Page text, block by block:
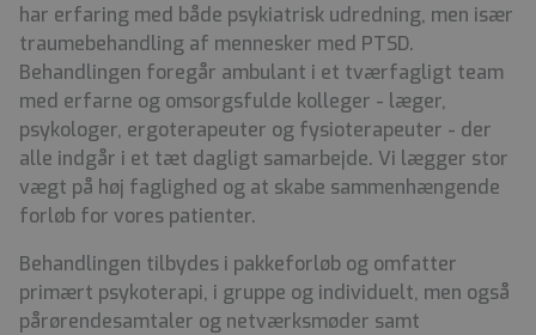
har erfaring med både psykiatrisk udredning, men især
traumebehandling af mennesker med PTSD.
Behandlingen foregår ambulant i et tværfagligt team
med erfarne og omsorgsfulde kolleger - læger,
psykologer, ergoterapeuter og fysioterapeuter - der
alle indgår i et tæt dagligt samarbejde. Vi lægger stor
vægt på høj faglighed og at skabe sammenhængende
forløb for vores patienter.
Behandlingen tilbydes i pakkeforløb og omfatter
primært psykoterapi, i gruppe og individuelt, men også
pårørendesamtaler og netværksmøder samt